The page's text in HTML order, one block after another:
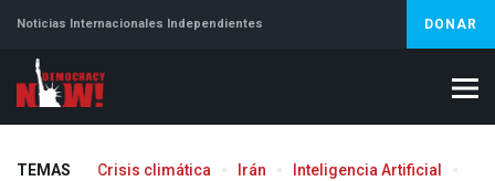
Noticias Internacionales Independientes DONAR
TEMAS Crisis climática Irán Inteligencia Artificial